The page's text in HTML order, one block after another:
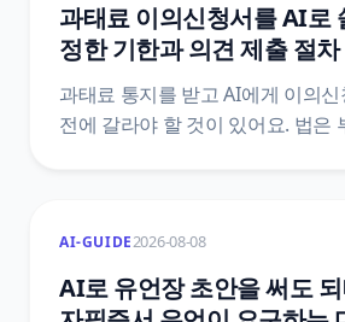
과태료 이의신청서를 AI로
정한 기한과 의견 제출 절차
과태료 통지를 받고 AI에게 이의
전에 갈라야 할 것이 있어요. 법은
그다음 절차가 통째로 달라져요.
질서위반행위규제법 조문 원문으
AI-GUIDE2026-08-08
AI로 유언장 초안을 써도